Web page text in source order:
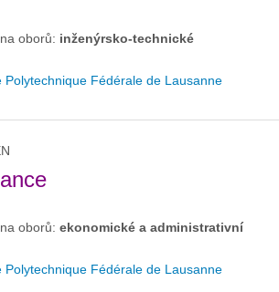
oborů: inženýrsko-technické
Polytechnique Fédérale de Lausanne
oborů: ekonomické a administrativní
Polytechnique Fédérale de Lausanne